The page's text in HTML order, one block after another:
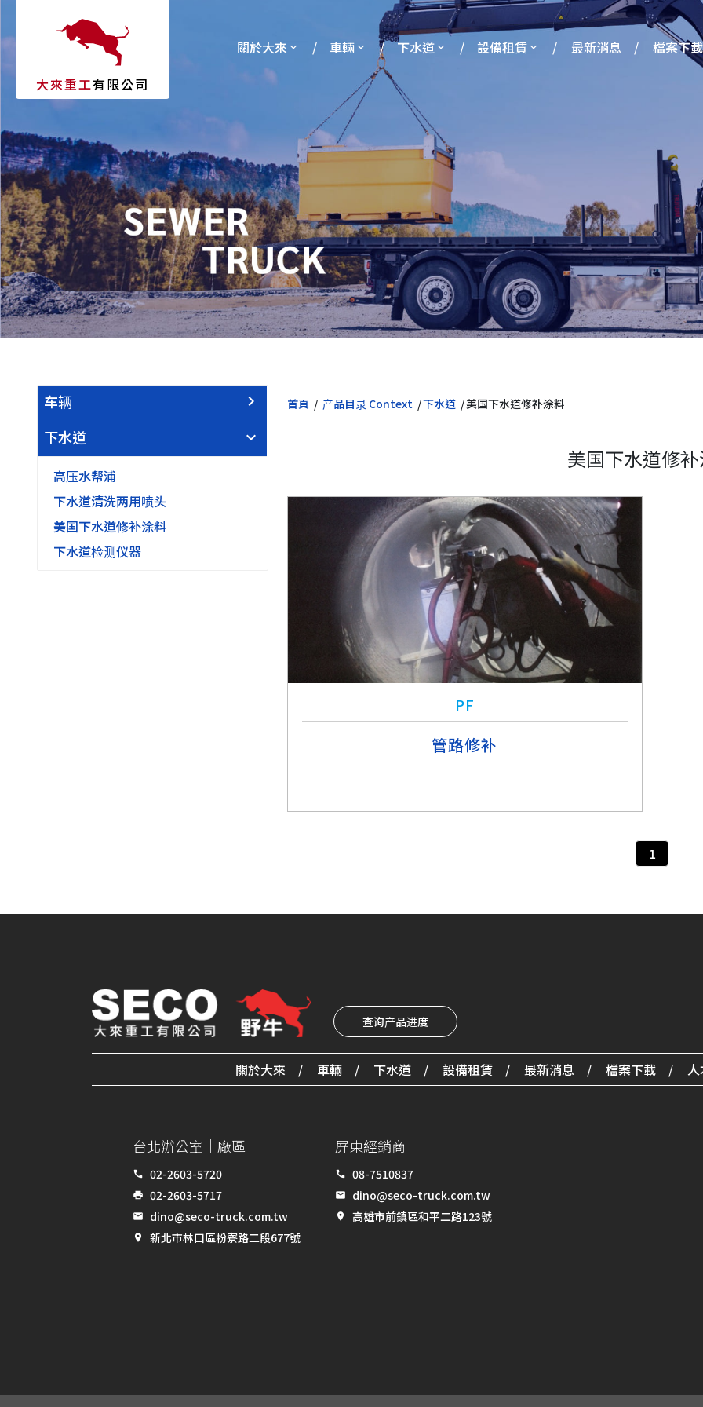
大來重工有限公司
關於大來 車輛 下水道 設備租賃 最新消息 檔案下載
车辆
下水道
高压水帮浦
下水道清洗两用喷头
美国下水道修补涂料
下水道检测仪器
首頁 产品目录 Context 下水道 美国下水道修补涂料
美国下水道修
PF
管路修补
1
查询产品进度
關於大來 車輛 下水道 設備租賃 最新消息 檔案下載
台北辦公室｜廠區
call 02-2603-5720
print 02-2603-5717
email dino@seco-truck.com.tw
place 新北市林口區粉寮路二段677號
屏東經銷商
call 08-7510837
email dino@seco-truck.com.tw
place 高雄市前鎮區和平二路123號